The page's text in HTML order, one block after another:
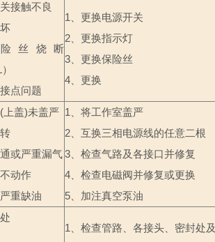
关接触不良
丝烧断
）
点问题
1
、更换电源开关
2 、更换指示灯
3 、更换保险丝
4 、更换
( 上盖)未盖严
通或严重漏气
不动作
重缺油
1
、将工作室盖严
2 、互换三相电源线的任意二根
3 、检查气路及各接口并修复
4 、检查电磁阀并修复或更换
5 、加注真空泵油
1
、检查管路、各接头、密封处及